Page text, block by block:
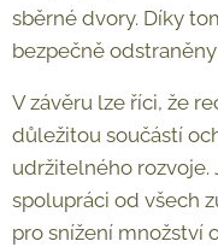
sběrné dvory. Díky
bezpečně
V závěru lze říci, že
důležitou součástí
udržitelného rozvoje.
spolupráci od všech
pro snížení množství